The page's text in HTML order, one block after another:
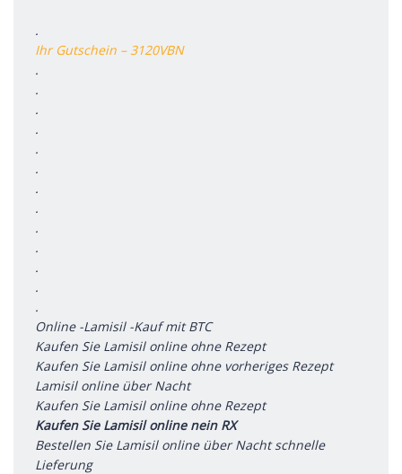
.
Ihr Gutschein – 3120VBN
.
.
.
.
.
.
.
.
.
.
.
.
.
Online -Lamisil -Kauf mit BTC
Kaufen Sie Lamisil online ohne Rezept
Kaufen Sie Lamisil online ohne vorheriges Rezept
Lamisil online über Nacht
Kaufen Sie Lamisil online ohne Rezept
Kaufen Sie Lamisil online nein RX
Bestellen Sie Lamisil online über Nacht schnelle
Lieferung